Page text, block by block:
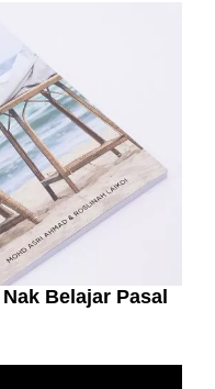
Belajar Pasal